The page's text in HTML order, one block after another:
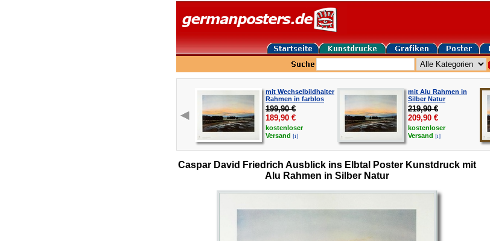
mit Wechselbildhalter
Rahmen in farblos
199,90 €
189,90 €
kostenloser
Versand [i]
mit Alu Rahmen in
Silber Natur
219,90 €
209,90 €
kostenloser
Versand [i]
Caspar David Friedrich Ausblick ins Elbtal Poster Kunstdruck mit
Alu Rahmen in Silber Natur